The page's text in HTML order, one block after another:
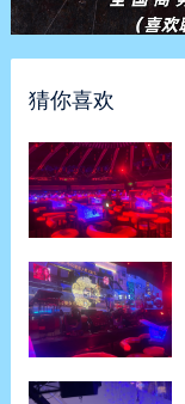
猜你喜欢